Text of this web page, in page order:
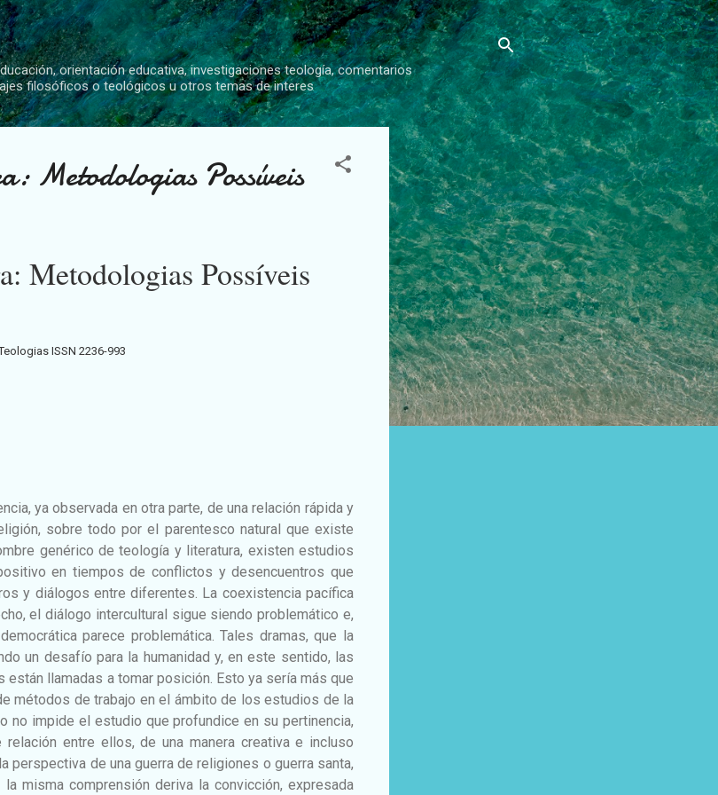
Ir al contenido principal
orientación educativa, investigaciones teología, comentarios
filosóficos o teológicos u otros temas de interes
Metodologias Possíveis
Metodologias Possíveis
ISSN 2236-993
ya observada en otra parte, de una relación rápida y
sobre todo por el parentesco natural que existe
genérico de teología y literatura, existen estudios
en tiempos de conflictos y desencuentros que
y diálogos entre diferentes. La coexistencia pacífica
el diálogo intercultural sigue siendo problemático e,
parece problemática. Tales dramas, que la
un desafío para la humanidad y, en este sentido, las
llamadas a tomar posición. Esto ya sería más que
métodos de trabajo en el ámbito de los estudios de la
no impide el estudio que profundice en su pertinencia,
entre ellos, de una manera creativa e incluso
perspectiva de una guerra de religiones o guerra santa,
misma comprensión deriva la convicción, expresada